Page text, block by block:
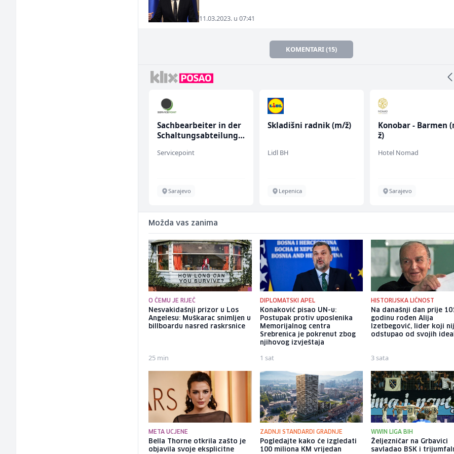
11.03.2023. u 07:41
KOMENTARI (15)
Skladišni radnik (m/ž)
Lidl BH
Lepenica
Konobar - Barmen (m/
Hotel Nomad
Sarajevo
Zavarivač (MIG/
(m/ž)
Irion Argerr
Vogošća
Možda vas zanima
O ČEMU JE RIJEČ
Nesvakidašnji prizor u Los
Angelesu: Muškarac snimljen u
billboardu nasred raskrsnice
25 min
DIPLOMATSKI APEL
Konaković pisao UN-u:
Postupak protiv uposlenika
Memorijalnog centra
Srebrenica je pokrenut zbog
njihovog izvještaja
1 sat
HISTORIJSKA LIČNOST
Na današnji dan prije
godinu rođen Alija
Izetbegović, lider koji
odstupao od svojih
3 sata
META UCJENE
Bella Thorne otkrila zašto je
objavila svoje eksplicitne
ZADNJI STANDARDI GRADNJE
Pogledajte kako će izgledati
100 miliona KM vrijedan
WWIN LIGA BIH
Željezničar na Grbavici
savladao BSK i